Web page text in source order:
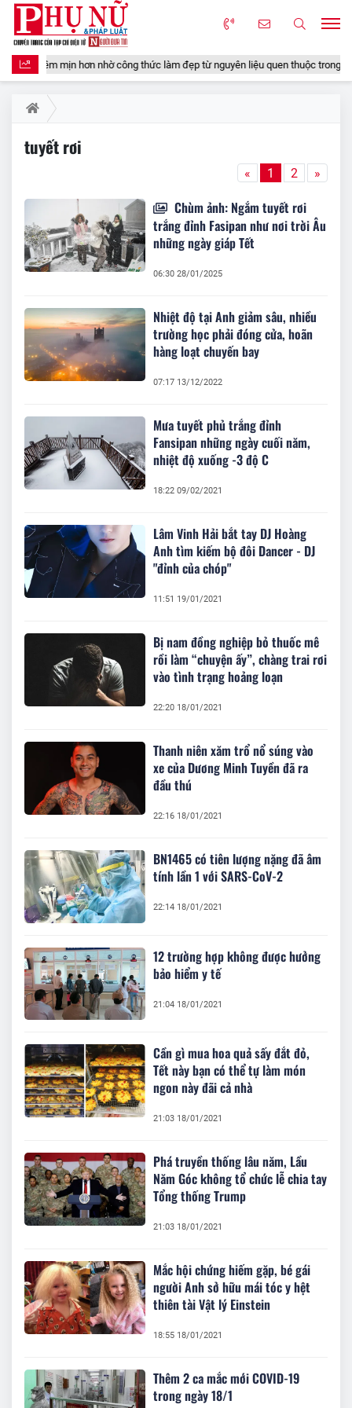
mềm mịn hơn nhờ công thức làm đẹp từ nguyên liệu quen thuộc trong gian
tuyết rơi
« 1 2 »
Chùm ảnh: Ngắm tuyết rơi
trắng đỉnh Fasipan như nơi trời Âu
những ngày giáp Tết
06:30 28/01/2025
Nhiệt độ tại Anh giảm sâu, nhiều
trường học phải đóng cửa, hoãn
hàng loạt chuyến bay
07:17 13/12/2022
Mưa tuyết phủ trắng đỉnh
Fansipan những ngày cuối năm,
nhiệt độ xuống -3 độ C
18:22 09/02/2021
Lâm Vinh Hải bắt tay DJ Hoàng
Anh tìm kiếm bộ đôi Dancer - DJ
"đỉnh của chóp"
11:51 19/01/2021
Bị nam đồng nghiệp bỏ thuốc mê
rồi làm “chuyện ấy”, chàng trai rơi
vào tình trạng hoảng loạn
22:20 18/01/2021
Thanh niên xăm trổ nổ súng vào
xe của Dương Minh Tuyền đã ra
đầu thú
22:16 18/01/2021
BN1465 có tiên lượng nặng đã âm
tính lần 1 với SARS-CoV-2
22:14 18/01/2021
12 trường hợp không được hưởng
bảo hiểm y tế
21:04 18/01/2021
Cần gì mua hoa quả sấy đắt đỏ,
Tết này bạn có thể tự làm món
ngon này đãi cả nhà
21:03 18/01/2021
Phá truyền thống lâu năm, Lầu
Năm Góc không tổ chức lễ chia tay
Tổng thống Trump
21:03 18/01/2021
Mắc hội chứng hiếm gặp, bé gái
người Anh sở hữu mái tóc y hệt
thiên tài Vật lý Einstein
18:55 18/01/2021
Thêm 2 ca mắc mới COVID-19
trong ngày 18/1